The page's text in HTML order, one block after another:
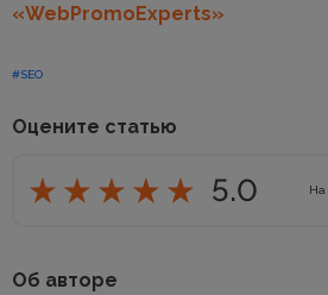
«WebPromoExperts»
#SEO
Оцените статью
5.0 На
Об авторе